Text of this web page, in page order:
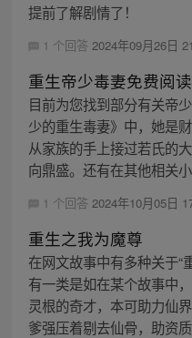
提前了解剧情了！
1 个回答 2024年09月26日
重生帝少毒妻免费阅读
目前为您找到部分有关帝
少的重生毒妻》中，她是
从家族的手上接过若氏的
向鼎盛。还有在其他相关
1 个回答 2024年10月05日
重生之我为魔尊
在网文故事中有多种关于“
有一类是如在某个故事中
灵根的奇才，本可助力仙
爹强压着剔去仙骨，助资